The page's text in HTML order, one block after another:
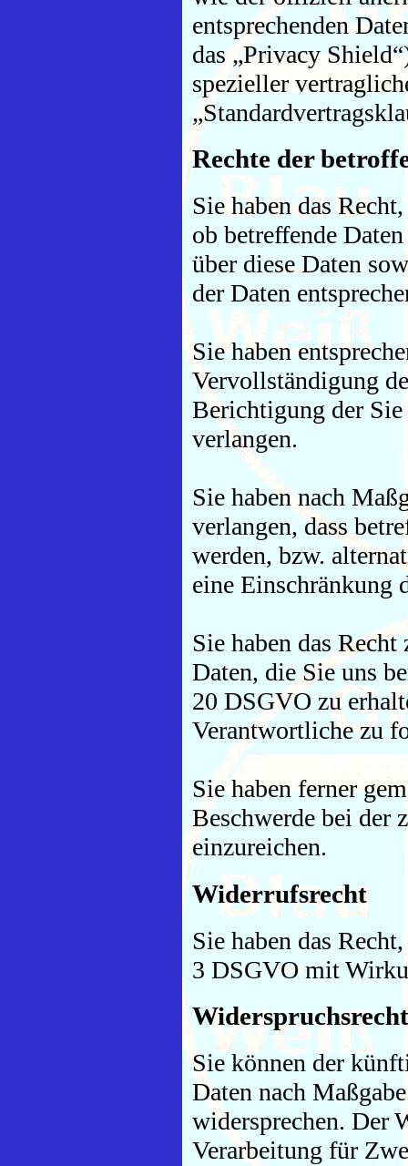
entsprechenden
das „Privacy
spezieller
Rechte der
Sie haben das
ob betreffende
über diese Daten
der Daten
Sie haben
Vervollständigung
Berichtigung der
verlangen.
Sie haben nach
verlangen, dass
werden, bzw.
eine Einschränkung
Sie haben das
Daten, die Sie uns
20 DSGVO zu
Verantwortliche zu
Sie haben ferner
Beschwerde bei der
einzureichen.
Widerrufsrecht
Sie haben das
3 DSGVO mit
Widerspruchsrecht
Sie können der
Daten nach
widersprechen. Der
Verarbeitung für